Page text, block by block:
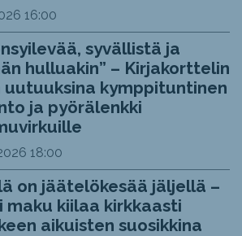
16:00
syvällistä ja
hulluakin” – Kirjakorttelin
uutuuksina kymppituntinen
ja pyörälenkki
18:00
on jäätelökesää jäljellä –
maku kiilaa kirkkaasti
aikuisten suosikkina